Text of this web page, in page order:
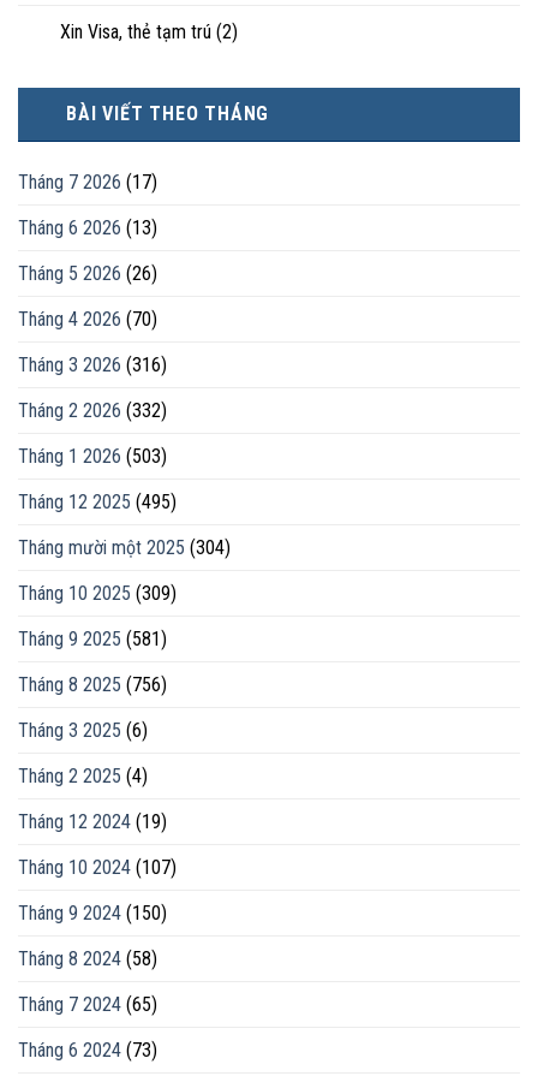
Xin Visa, thẻ tạm trú (2)
BÀI VIẾT THEO THÁNG
Tháng 7 2026 (17)
Tháng 6 2026 (13)
Tháng 5 2026 (26)
Tháng 4 2026 (70)
Tháng 3 2026 (316)
Tháng 2 2026 (332)
Tháng 1 2026 (503)
Tháng 12 2025 (495)
Tháng mười một 2025 (304)
Tháng 10 2025 (309)
Tháng 9 2025 (581)
Tháng 8 2025 (756)
Tháng 3 2025 (6)
Tháng 2 2025 (4)
Tháng 12 2024 (19)
Tháng 10 2024 (107)
Tháng 9 2024 (150)
Tháng 8 2024 (58)
Tháng 7 2024 (65)
Tháng 6 2024 (73)